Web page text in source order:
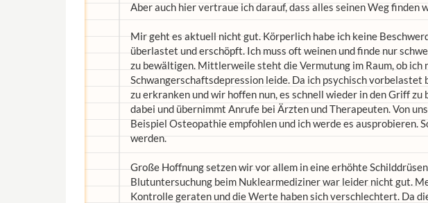
Aber auch hier vertraue ich darauf, dass alles seinen Weg finden
Mir geht es aktuell nicht gut. Körperlich habe ich keine
überlastet und erschöpft. Ich muss oft weinen und finde nur
zu bewältigen. Mittlerweile steht die Vermutung im Raum, ob ich
Schwangerschaftsdepression leide. Da ich psychisch vorbelastet
zu erkranken und wir hoffen nun, es schnell wieder in den Griff
dabei und übernimmt Anrufe bei Ärzten und Therapeuten. Von
Beispiel Osteopathie empfohlen und ich werde es ausprobieren.
werden.
Große Hoffnung setzen wir vor allem in eine erhöhte
Blutuntersuchung beim Nuklearmediziner war leider nicht gut.
Kontrolle geraten und die Werte haben sich verschlechtert. Da